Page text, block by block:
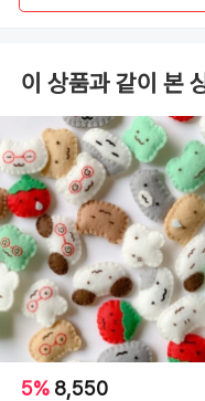
이 상품과 같이 본
5% 8,550